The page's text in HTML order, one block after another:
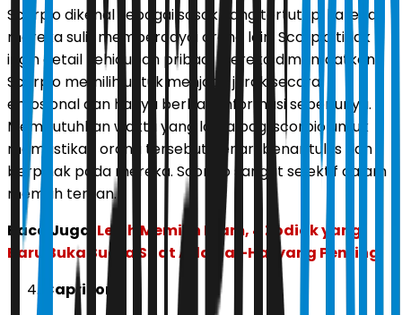
Scorpio dikenal sebagai sosok yang tertutup, karena
mereka sulit mempercayai orang lain. Scorpio tidak
ingin detail kehidupan pribadi mereka dimanfaatkan.
Scorpio memilih untuk menjaga jarak secara
emosional dan hanya berbagi informasi seperlunya.
Membutuhkan waktu yang lama bagi scorpio untuk
memastikan orang tersebut benar-benar tulus dan
berpihak pada mereka. Scorpio sangat selektif dalam
memilih teman.
Baca Juga: Lebih Memilih Diam, 4 Zodiak yang
Baru Buka Suara Saat Ada Hal-Hal yang Penting
Capricorn